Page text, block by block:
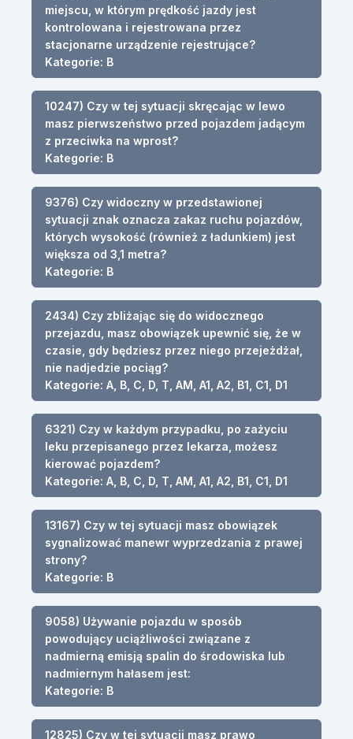
miejscu, w którym prędkość jazdy jest
kontrolowana i rejestrowana przez
stacjonarne urządzenie rejestrujące?
Kategorie: B
10247) Czy w tej sytuacji skręcając w lewo
masz pierwszeństwo przed pojazdem jadącym
z przeciwka na wprost?
Kategorie: B
9376) Czy widoczny w przedstawionej
sytuacji znak oznacza zakaz ruchu pojazdów,
których wysokość (również z ładunkiem) jest
większa od 3,1 metra?
Kategorie: B
2434) Czy zbliżając się do widocznego
przejazdu, masz obowiązek upewnić się, że w
czasie, gdy będziesz przez niego przejeżdżał,
nie nadjedzie pociąg?
Kategorie: A, B, C, D, T, AM, A1, A2, B1, C1, D1
6321) Czy w każdym przypadku, po zażyciu
leku przepisanego przez lekarza, możesz
kierować pojazdem?
Kategorie: A, B, C, D, T, AM, A1, A2, B1, C1, D1
13167) Czy w tej sytuacji masz obowiązek
sygnalizować manewr wyprzedzania z prawej
strony?
Kategorie: B
9058) Używanie pojazdu w sposób
powodujący uciążliwości związane z
nadmierną emisją spalin do środowiska lub
nadmiernym hałasem jest:
Kategorie: B
12825) Czy w tej sytuacji masz prawo